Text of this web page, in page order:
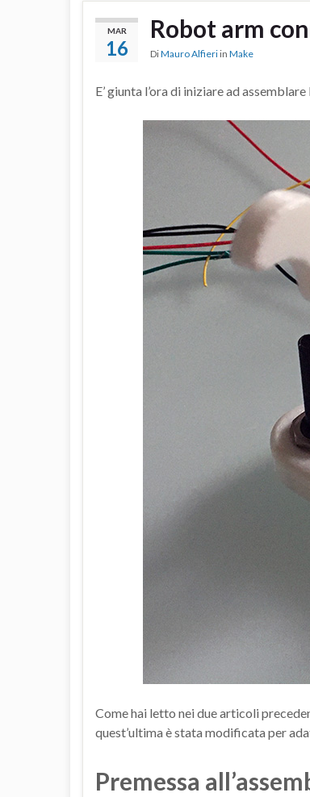
MAR
16
Robot arm
DiMauro Alfieri in Make
E’ giunta l’ora di iniziare ad
Come hai letto nei due articoli
quest’ultima è stata modificata per
Premessa